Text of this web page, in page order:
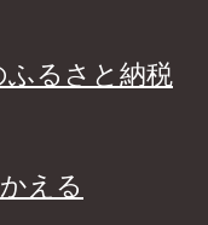
るさと納税
える